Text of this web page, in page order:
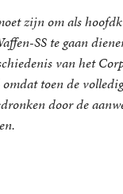
zijn om als
SS te gaan
van het
toen de
door de